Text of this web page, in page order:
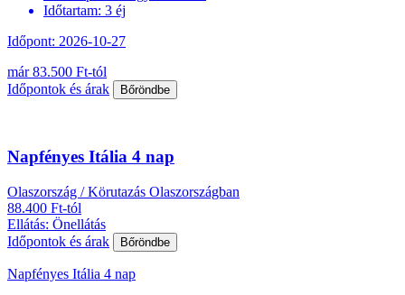
Időtartam: 3 éj
Időpont: 2026-10-27
már 83.500 Ft-tól
Időpontok és árak
Bőröndbe
Napfényes Itália 4 nap
Olaszország / Körutazás Olaszországban
88.400 Ft-tól
Ellátás: Önellátás
Időpontok és árak
Bőröndbe
Napfényes Itália 4 nap